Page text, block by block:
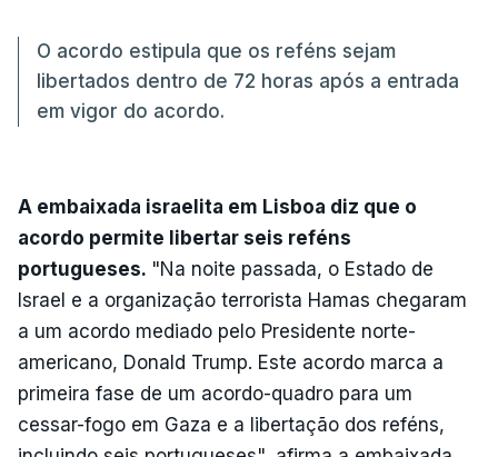
O acordo estipula que os reféns sejam
libertados dentro de 72 horas após a entrada
em vigor do acordo.
A embaixada israelita em Lisboa diz que o
acordo permite libertar seis reféns
portugueses. "Na noite passada, o Estado de
Israel e a organização terrorista Hamas chegaram
a um acordo mediado pelo Presidente norte-
americano, Donald Trump. Este acordo marca a
primeira fase de um acordo-quadro para um
cessar-fogo em Gaza e a libertação dos reféns,